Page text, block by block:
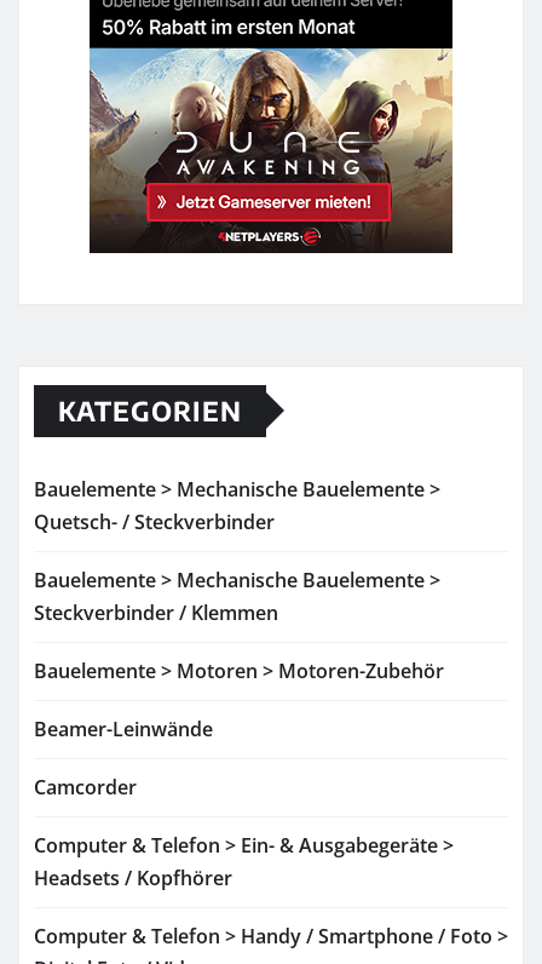
KATEGORIEN
Bauelemente > Mechanische Bauelemente >
Quetsch- / Steckverbinder
Bauelemente > Mechanische Bauelemente >
Steckverbinder / Klemmen
Bauelemente > Motoren > Motoren-Zubehör
Beamer-Leinwände
Camcorder
Computer & Telefon > Ein- & Ausgabegeräte >
Headsets / Kopfhörer
Computer & Telefon > Handy / Smartphone / Foto >